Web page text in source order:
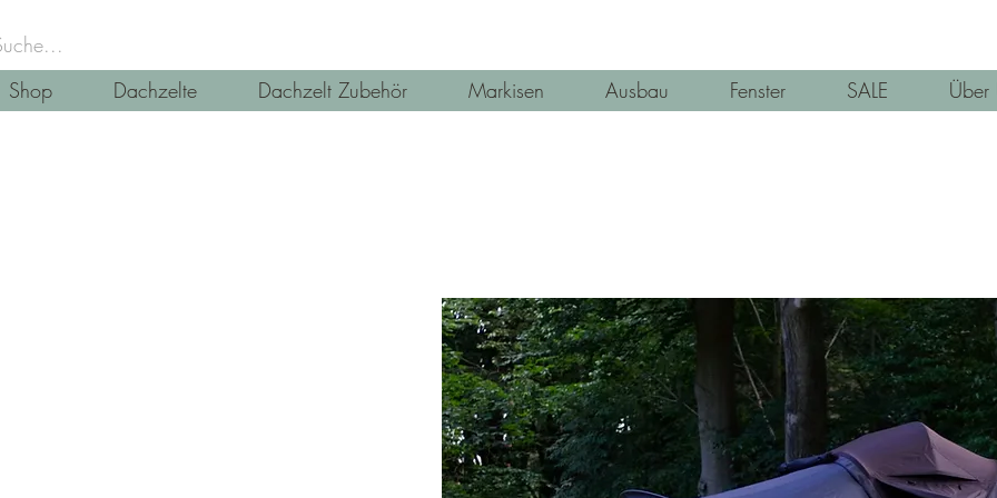
Shop Dachzelte Dachzelt Zubehör Markisen Ausbau Fenster SALE Über